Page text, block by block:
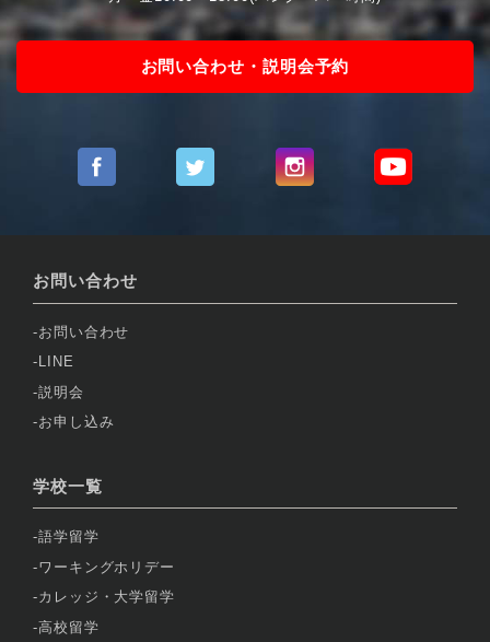
お問い合わせ・説明会予約
お問い合わせ
お問い合わせ
LINE
説明会
お申し込み
学校一覧
語学留学
ワーキングホリデー
カレッジ・大学留学
高校留学